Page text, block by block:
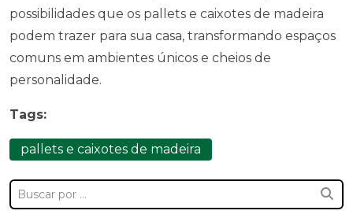
possibilidades que os pallets e caixotes de madeira
podem trazer para sua casa, transformando espaços
comuns em ambientes únicos e cheios de
personalidade.
Tags:
pallets e caixotes de madeira